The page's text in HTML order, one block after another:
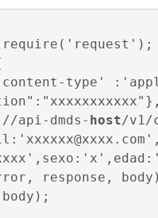
require('request');
api-dmds-
host/v1/
response,